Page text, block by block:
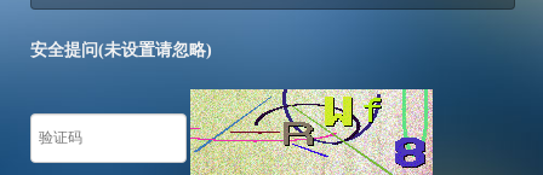
安全提问(未设置请忽略)